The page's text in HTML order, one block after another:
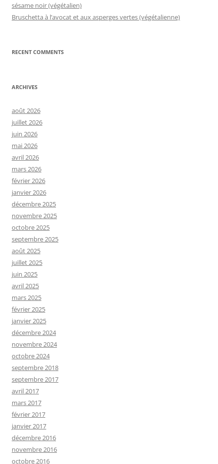
sésame noir (végétalien)
Bruschetta à l’avocat et aux asperges vertes (végétalienne)
RECENT COMMENTS
ARCHIVES
août 2026
juillet 2026
juin 2026
mai 2026
avril 2026
mars 2026
février 2026
janvier 2026
décembre 2025
novembre 2025
octobre 2025
septembre 2025
août 2025
juillet 2025
juin 2025
avril 2025
mars 2025
février 2025
janvier 2025
décembre 2024
novembre 2024
octobre 2024
septembre 2018
septembre 2017
avril 2017
mars 2017
février 2017
janvier 2017
décembre 2016
novembre 2016
octobre 2016